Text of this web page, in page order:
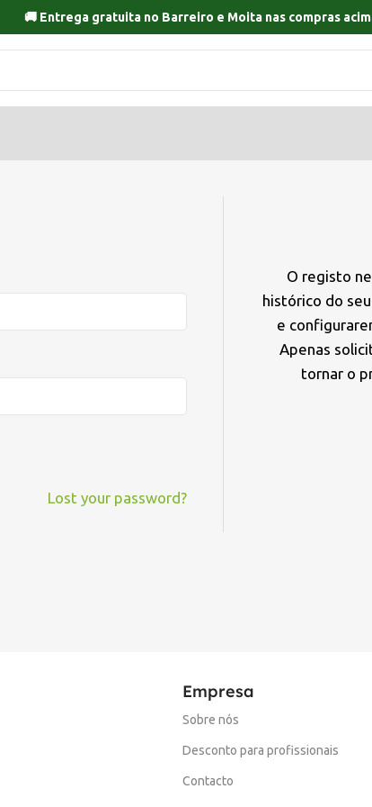
🚚 Entrega gratuita no Barreiro e Moita nas compras
Lost your password?
O registo
histórico do
e
Apenas
tornar o
Empresa
Sobre nós
Desconto para profissionais
Contacto